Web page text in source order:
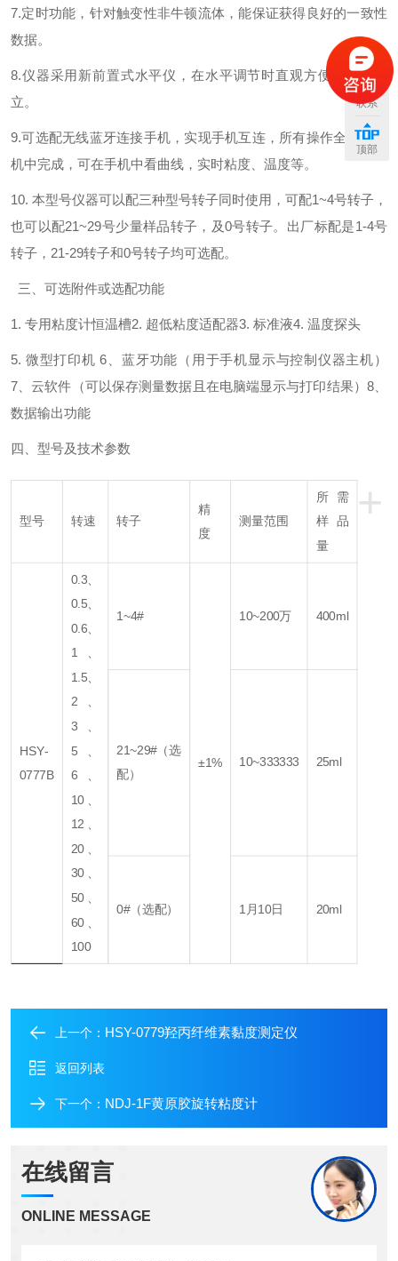
7.定时功能，针对触变性非牛顿流体，能保证获得良好的一致性
数据。
8.仪器采用新前置式水平仪，在水平调节时直观方便，无须站
立。
9.可选配无线蓝牙连接手机，实现手机互连，所有操作全部在手
机中完成，可在手机中看曲线，实时粘度、温度等。
10. 本型号仪器可以配三种型号转子同时使用，可配1~4号转子，
也可以配21~29号少量样品转子，及0号转子。出厂标配是1-4号
转子，21-29转子和0号转子均可选配。
三、可选附件或选配功能
1. 专用粘度计恒温槽2. 超低粘度适配器3. 标准液4. 温度探头
5. 微型打印机 6、蓝牙功能（用于手机显示与控制仪器主机）
7、云软件（可以保存测量数据且在电脑端显示与打印结果）8、
数据输出功能
四、型号及技术参数
+
型号 转速 转子
精
度
测量范围
所需
样品
量
HSY-
0777B
0.3、
0.5、
0.6、
1、
1.5、
2、
3、
5、
6、
10、
12、
20、
30、
50、
60、
100
1~4#
±1%
10~200万 400ml
21~29#（选
配）
10~333333 25ml
0#（选配） 1月10日 20ml
上一个： HSY-0779羟丙纤维素黏度测定仪
返回列表
下一个： NDJ-1F黄原胶旋转粘度计
在线留言
ONLINE MESSAGE
联系
顶部